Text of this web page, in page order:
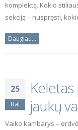
komplektą. Kokio
sekciją – nuspręsti,
Daugiau...
25
Bal
jaukų
Vaiko kambarys –